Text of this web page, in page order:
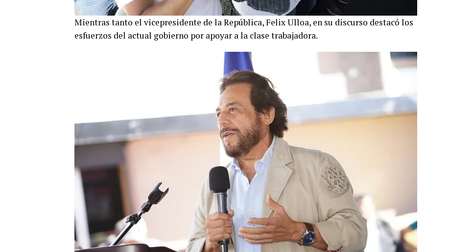
Mientras tanto el vicepresidente de la República, Felix Ulloa, en su discurso destacó los
esfuerzos del actual gobierno por apoyar a la clase trabajadora.